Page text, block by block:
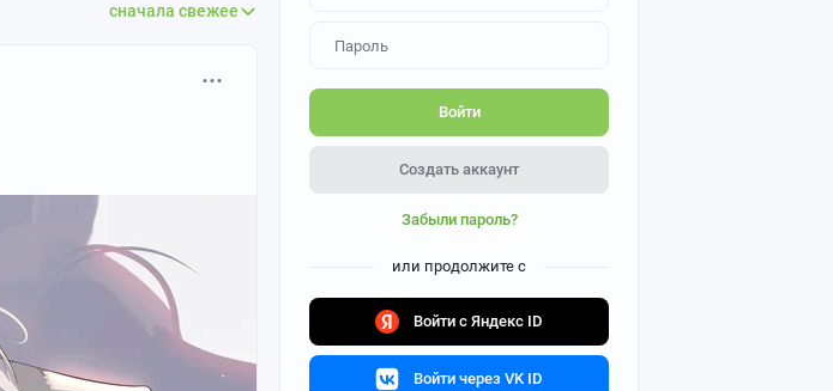
Войти
Создать аккаунт
Забыли пароль?
или продолжите с
Войти с Яндекс ID
Войти через VK ID
сначала свежее